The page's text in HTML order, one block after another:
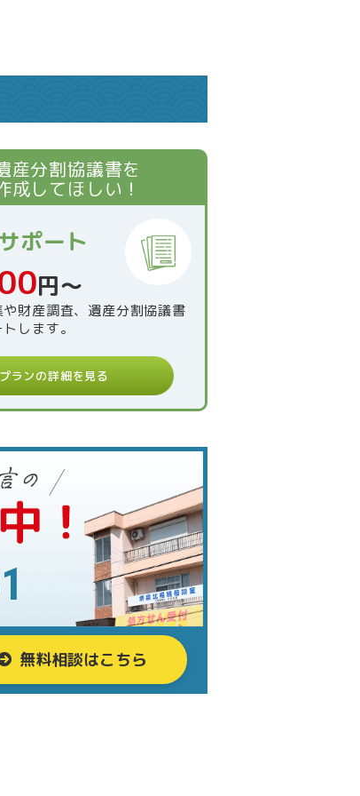
産分割協議書を
成してほしい！
ポート
円〜
財産調査、遺産分割協議書
します。
プランの詳細を見る
無料相談はこちら